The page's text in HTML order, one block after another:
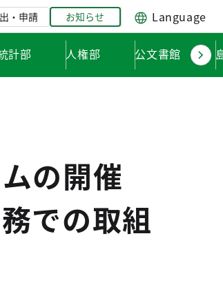
・申請 お知らせ Language
計部 人権部 公文書館
の開催
での取組